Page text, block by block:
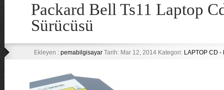
Packard Bell Ts11 Laptop
Sürücüsü
Ekleyen : pemabilgisayarTarih: Mar 12, 2014 Kategori: LAPTOP CD -